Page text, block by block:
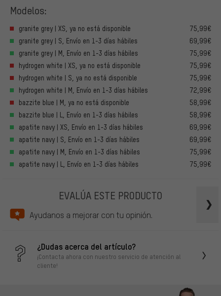
Modelos:
granite grey | XS, ya no está disponible
75,99€
granite grey | S, Envío en 1-3 días hábiles
69,99€
granite grey | M, Envío en 1-3 días hábiles
75,99€
hydrogen white | XS, ya no está disponible
75,99€
hydrogen white | S, ya no está disponible
75,99€
hydrogen white | M, Envío en 1-3 días hábiles
72,99€
bazzite blue | M, ya no está disponible
58,99€
bazzite blue | L, Envío en 1-3 días hábiles
58,99€
apatite navy | XS, Envío en 1-3 días hábiles
69,99€
apatite navy | S, Envío en 1-3 días hábiles
69,99€
apatite navy | M, Envío en 1-3 días hábiles
75,99€
apatite navy | L, Envío en 1-3 días hábiles
75,99€
EVALÚA ESTE PRODUCTO
Ayudanos a mejorar con tu opinión.
¿Dudas acerca del artículo?
¡Contacta ahora con nuestro servicio de atención al
cliente!